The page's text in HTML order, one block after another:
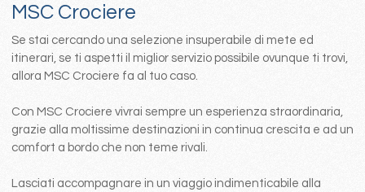
MSC Crociere
Se stai cercando una selezione insuperabile di mete ed
itinerari, se ti aspetti il miglior servizio possibile ovunque ti trovi,
allora MSC Crociere fa al tuo caso.
Con MSC Crociere vivrai sempre un esperienza straordinaria,
grazie alla moltissime destinazioni in continua crescita e ad un
comfort a bordo che non teme rivali.
Lasciati accompagnare in un viaggio indimenticabile alla